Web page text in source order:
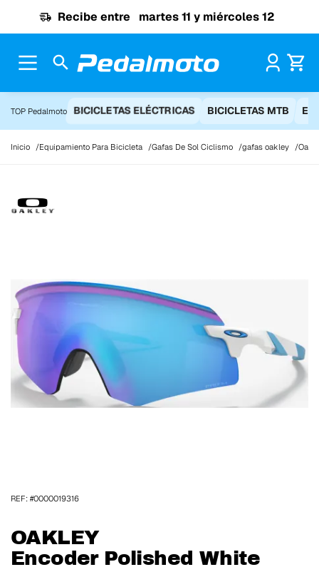
Recibe entre martes 11 y miércoles 12
TOP Pedalmoto BICICLETAS ELÉCTRICAS BICICLETAS MTB
Inicio Equipamiento Para Bicicleta Gafas De Sol Ciclismo gafas oakley
OAKLEY
Encoder Polished White
REF: #0000019316